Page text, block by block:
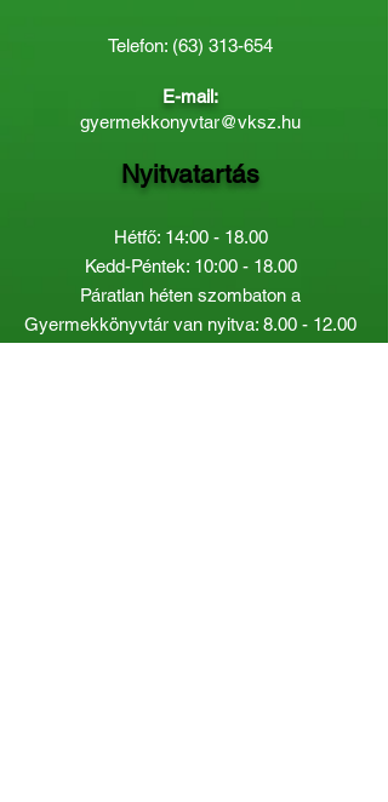
Telefon: (63) 313-654
E-mail:
gyermekkonyvtar@vksz.hu
Nyitvatartás
Hétfő: 14:00 - 18.00
Kedd-Péntek: 10:00 - 18.00
Páratlan héten szombaton a
Gyermekkönyvtár van nyitva: 8.00 - 12.00